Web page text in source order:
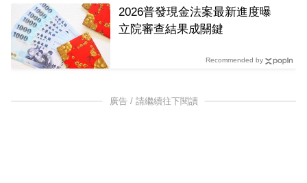
2026普發現金法案最新進度曝
立院審查結果成關鍵
Recommended by
廣告 / 請繼續往下閱讀